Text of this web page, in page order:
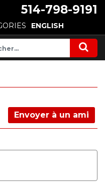
514-798-9191
ENGLISH
Envoyer à un ami